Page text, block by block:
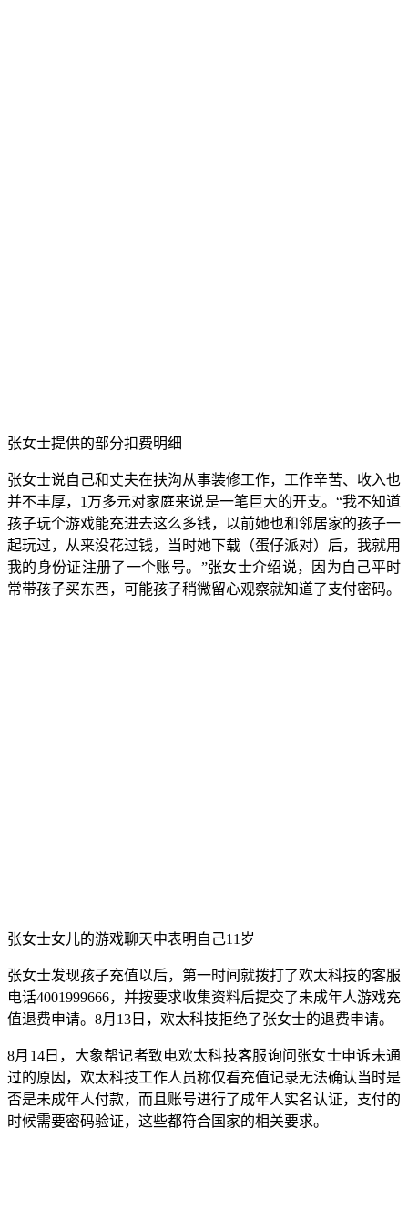
张女士提供的部分扣费明细
张女士说自己和丈夫在扶沟从事装修工作，工作辛苦、收入也
并不丰厚，1万多元对家庭来说是一笔巨大的开支。“我不知道
孩子玩个游戏能充进去这么多钱，以前她也和邻居家的孩子一
起玩过，从来没花过钱，当时她下载（蛋仔派对）后，我就用
我的身份证注册了一个账号。”张女士介绍说，因为自己平时
常带孩子买东西，可能孩子稍微留心观察就知道了支付密码。
张女士女儿的游戏聊天中表明自己11岁
张女士发现孩子充值以后，第一时间就拨打了欢太科技的客服
电话4001999666，并按要求收集资料后提交了未成年人游戏充
值退费申请。8月13日，欢太科技拒绝了张女士的退费申请。
8月14日，大象帮记者致电欢太科技客服询问张女士申诉未通
过的原因，欢太科技工作人员称仅看充值记录无法确认当时是
否是未成年人付款，而且账号进行了成年人实名认证，支付的
时候需要密码验证，这些都符合国家的相关要求。